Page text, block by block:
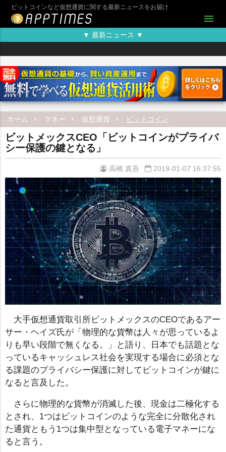
ビットコインなど仮想通貨に関する最新ニュースをお届け
menu
▼ 最新ニュース ▼
ホーム マネー 仮想通貨 ビットコイン
ビットメックスCEO「ビットコインがプライバ
シー保護の鍵となる」
高橋 真吾 2019-01-07 16:37:55
大手仮想通貨取引所ビットメックスのCEOであるアー
サー・ヘイズ氏が「物理的な貨幣は人々が思っているよ
りも早い段階で無くなる。」と語り、日本でも話題とな
っているキャッシュレス社会を実現する場合に必須とな
る課題のプライバシー保護に対してビットコインが鍵に
なると言及した。
さらに物理的な貨幣が消滅した後、現金は二極化する
とされ、1つはビットコインのような完全に分散化され
た通貨ともう1つは集中型となっている電子マネーにな
ると言う。